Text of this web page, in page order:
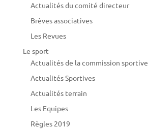
Actualités du comité directeur
Brèves associatives
Les Revues
Le sport
Actualités de la commission sportive
Actualités Sportives
Actualités terrain
Les Equipes
Règles 2019